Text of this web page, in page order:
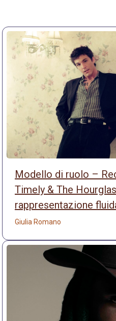
Modello di ruolo –
Timely & The
rappresentazione
Giulia Romano